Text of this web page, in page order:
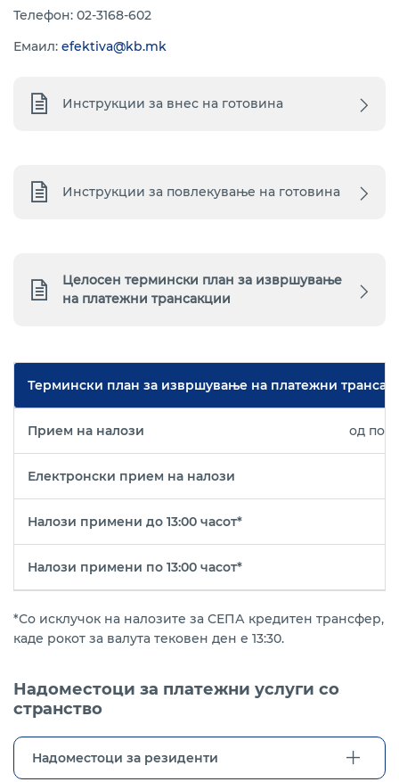
Телефон: 02-3168-602
Емаил: efektiva@kb.mk
Инструкции за внес на готовина
Инструкции за повлекување на готовина
Целосен термински план за извршување
на платежни трансакции
Термински план за извршување на платежни
Прием на налози од
Електронски прием на налози
Налози примени до 13:00 часот*
Налози примени по 13:00 часот*
*Со исклучок на налозите за СЕПА кредитен трансфер,
каде рокот за валута тековен ден е 13:30.
Надоместоци за платежни услуги со
странство
Надоместоци за резиденти